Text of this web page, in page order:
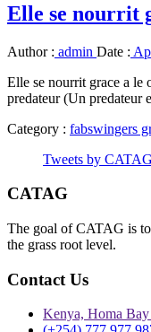
Elle se nourrit
Author : admin Date :
Elle se nourrit grace a le
predateur (Un predateur
Category : fabswingers
Tweets by
CATAG
The goal of CATAG is
the grass root level.
Contact Us
Kenya, Homa